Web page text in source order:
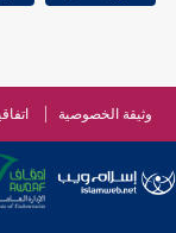
وثيقة الخصوصية